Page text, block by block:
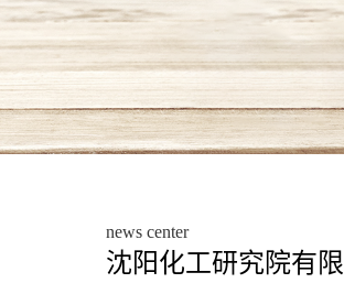
news center
沈阳化工研究院有限